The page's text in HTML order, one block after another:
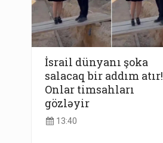
İsrail dünyanı şoka
salacaq bir addım atır!
Onlar timsahları
gözləyir
13:40